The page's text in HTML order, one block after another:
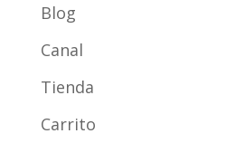
Blog
Canal
Tienda
Carrito